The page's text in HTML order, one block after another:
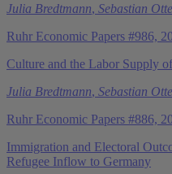
Julia Bredtmann, Sebastian
Ruhr Economic Papers #986,
Culture and the Labor Supply
Julia Bredtmann, Sebastian
Ruhr Economic Papers #886,
Immigration and Electoral
Refugee Inflow to Germany